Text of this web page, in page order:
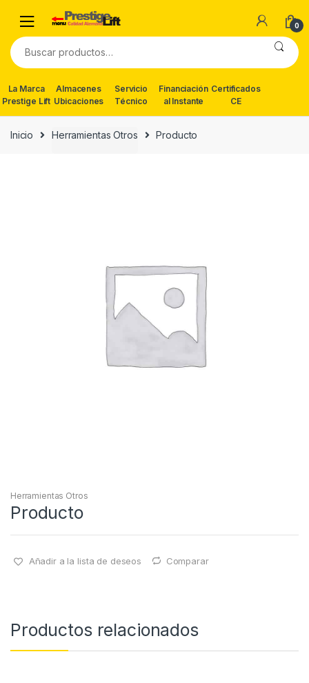
navigation
content
0
Buscar
por:
La Marca
Prestige Lift
Almacenes
Ubicaciones
Servicio
Técnico
Financiación
al Instante
Certificados
CE
Inicio Herramientas Otros Producto
Herramientas Otros
Producto
Añadir a la lista de deseos Comparar
Productos relacionados